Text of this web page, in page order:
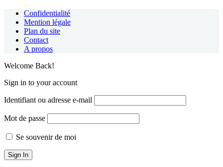
Confidentialité
Mention légale
Plan du site
Contact
A propos
Welcome Back!
Sign in to your account
Identifiant ou adresse e-mail
Mot de passe
Se souvenir de moi